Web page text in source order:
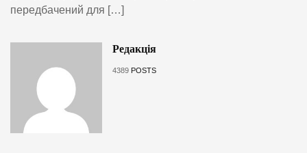
передбачений для […]
Редакція
4389 POSTS